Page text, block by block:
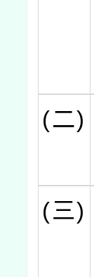
(二)
(三)